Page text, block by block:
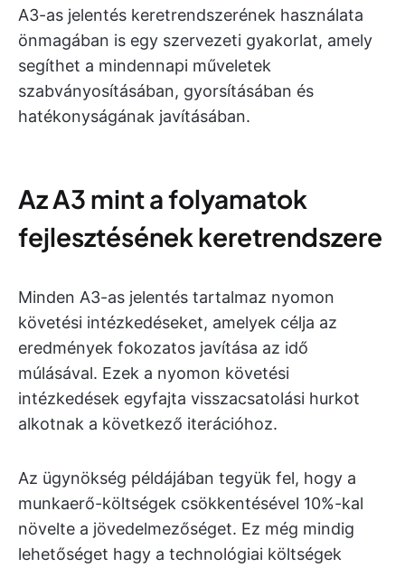
A3-as jelentés keretrendszerének használata
önmagában is egy szervezeti gyakorlat, amely
segíthet a mindennapi műveletek
szabványosításában, gyorsításában és
hatékonyságának javításában.
Az A3 mint a folyamatok
fejlesztésének keretrendszere
Minden A3-as jelentés tartalmaz nyomon
követési intézkedéseket, amelyek célja az
eredmények fokozatos javítása az idő
múlásával. Ezek a nyomon követési
intézkedések egyfajta visszacsatolási hurkot
alkotnak a következő iterációhoz.
Az ügynökség példájában tegyük fel, hogy a
munkaerő-költségek csökkentésével 10%-kal
növelte a jövedelmezőséget. Ez még mindig
lehetőséget hagy a technológiai költségek